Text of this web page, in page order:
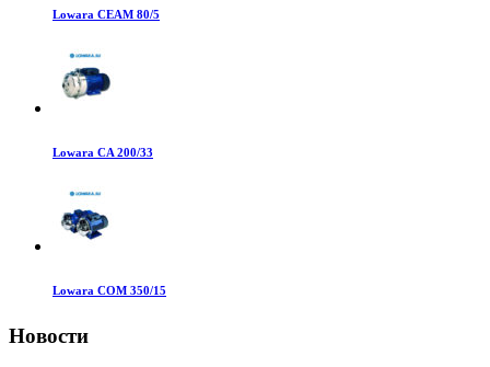
Lowara CEAM 80/5
Lowara CA 200/33
Lowara COM 350/15
Новости